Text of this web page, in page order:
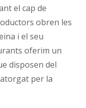
el cap de
obren les
i el seu
oferim un
disposen del
per la